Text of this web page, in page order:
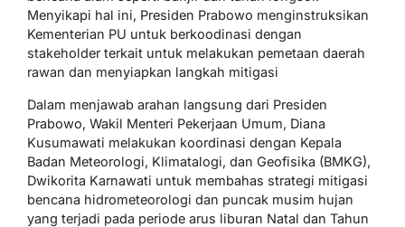
Menyikapi hal ini, Presiden Prabowo menginstruksikan
Kementerian PU untuk berkoodinasi dengan
stakeholder terkait untuk melakukan pemetaan daerah
rawan dan menyiapkan langkah mitigasi
Dalam menjawab arahan langsung dari Presiden
Prabowo, Wakil Menteri Pekerjaan Umum, Diana
Kusumawati melakukan koordinasi dengan Kepala
Badan Meteorologi, Klimatalogi, dan Geofisika (BMKG),
Dwikorita Karnawati untuk membahas strategi mitigasi
bencana hidrometeorologi dan puncak musim hujan
yang terjadi pada periode arus liburan Natal dan Tahun